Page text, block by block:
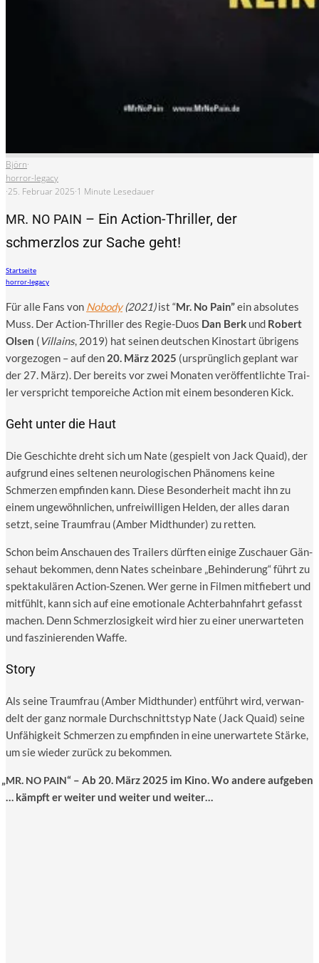
Björn·
horror-legacy
·25. Februar 2025·1 Minute Lesedauer
MR. NO PAIN – Ein Action-Thriller, der
schmerzlos zur Sache geht!
Startseite
horror-legacy
Für alle Fans von Nobo­dy(2021)ist “Mr. No Pain”ein abso­lu­tes
Muss. Der Action-Thril­ler des Regie-Duos Dan Berk und Robert
Olsen (Vil­lains, 2019) hat sei­nen deut­schen Kino­start übri­gens
vor­ge­zo­gen – auf den 20. März 2025 (ursprüng­lich geplant war
der 27. März). Der bereits vor zwei Mona­ten ver­öf­fent­lich­te Trai­
ler ver­spricht tem­po­rei­che Action mit einem beson­de­ren Kick.
Geht unter die Haut
Die Geschich­te dreht sich um Nate (gespielt von Jack Quaid), der
auf­grund eines sel­te­nen neu­ro­lo­gi­schen Phä­no­mens kei­ne
Schmer­zen emp­fin­den kann. Die­se Beson­der­heit macht ihn zu
einem unge­wöhn­li­chen, unfrei­wil­li­gen Hel­den, der alles dar­an
setzt, sei­ne Traum­frau (Amber Mid­t­hun­der) zu retten.
Schon beim Anschau­en des Trai­lers dürf­ten eini­ge Zuschau­er Gän­
se­haut bekom­men, denn Nates schein­ba­re „Behin­de­rung“ führt zu
spek­ta­ku­lä­ren Action-Sze­nen. Wer ger­ne in Fil­men mit­fie­bert und
mit­fühlt, kann sich auf eine emo­tio­na­le Ach­ter­bahn­fahrt gefasst
machen. Denn Schmerz­lo­sig­keit wird hier zu einer uner­war­te­ten
und fas­zi­nie­ren­den Waffe.
Story
Als sei­ne Traum­frau (Amber Mid­t­hun­der) ent­führt wird, ver­wan­
delt der ganz nor­ma­le Durch­schnitts­typ Nate (Jack Quaid) sei­ne
Unfä­hig­keit Schmer­zen zu emp­fin­den in eine uner­war­te­te Stär­ke,
um sie wie­der zurück zu bekommen.
„MR. NO PAIN“ – Ab 20. März 2025 im Kino. Wo ande­re auf­ge­ben
… kämpft er wei­ter und wei­ter und weiter…